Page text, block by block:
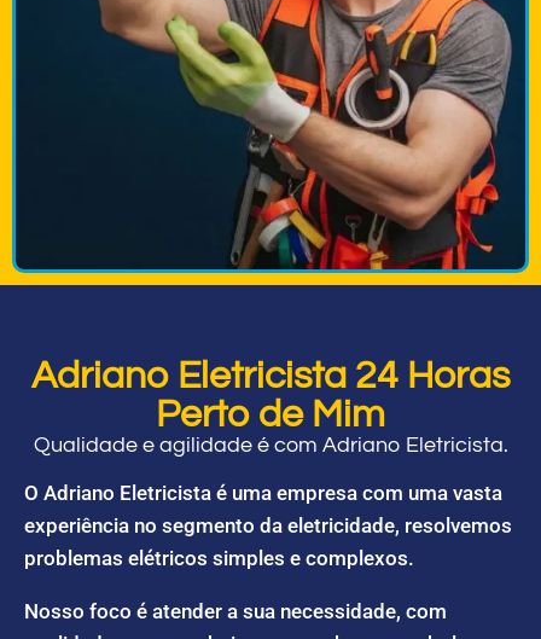
Adriano Eletricista 24 Horas
Perto de Mim
Qualidade e agilidade é com Adriano Eletricista.
O Adriano Eletricista é uma empresa com uma vasta
experiência no segmento da eletricidade, resolvemos
problemas elétricos simples e complexos.
Nosso foco é atender a sua necessidade, com